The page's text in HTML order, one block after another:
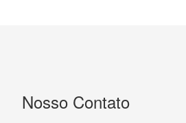
Nosso Contato